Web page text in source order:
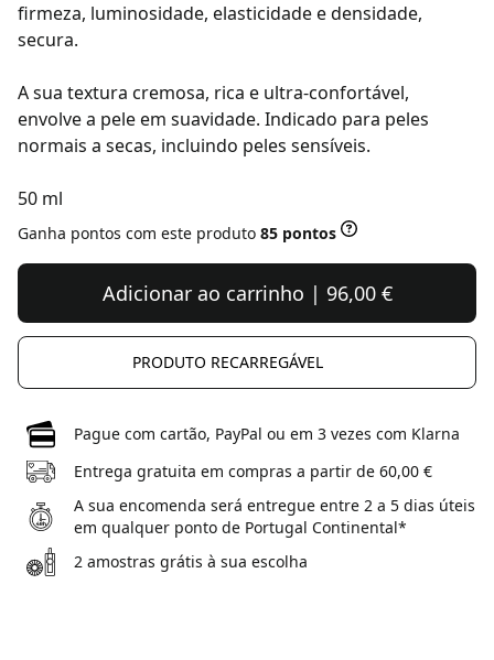
firmeza, luminosidade, elasticidade e densidade,
secura.
A sua textura cremosa, rica e ultra-confortável,
envolve a pele em suavidade. Indicado para peles
normais a secas, incluindo peles sensíveis.
50 ml
Ganha pontos com este produto 85 pontos
Adicionar ao carrinho | 96,00 €
PRODUTO RECARREGÁVEL
Pague com cartão, PayPal ou em 3 vezes com Klarna
Entrega gratuita em compras a partir de 60,00 €
A sua encomenda será entregue entre 2 a 5 dias úteis
em qualquer ponto de Portugal Continental*
2 amostras grátis à sua escolha